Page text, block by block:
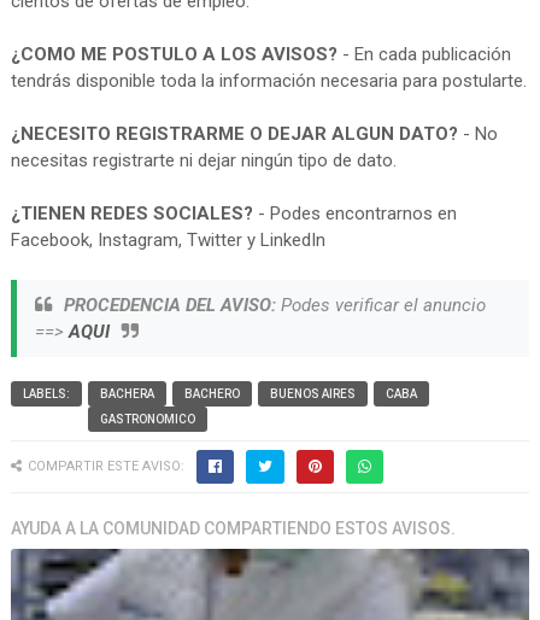
¿COMO ME POSTULO A LOS AVISOS? - En cada publicación
tendrás disponible toda la información necesaria para postularte.
¿NECESITO REGISTRARME O DEJAR ALGUN DATO? - No
necesitas registrarte ni dejar ningún tipo de dato.
¿TIENEN REDES SOCIALES? - Podes encontrarnos en
Facebook, Instagram, Twitter y LinkedIn
PROCEDENCIA DEL AVISO:Podes verificar el anuncio
==>AQUI
LABELS: BACHERA BACHERO BUENOS AIRES
CABA
GASTRONOMICO
COMPARTIR ESTE AVISO:
AYUDA A LA COMUNIDAD COMPARTIENDO ESTOS AVISOS.